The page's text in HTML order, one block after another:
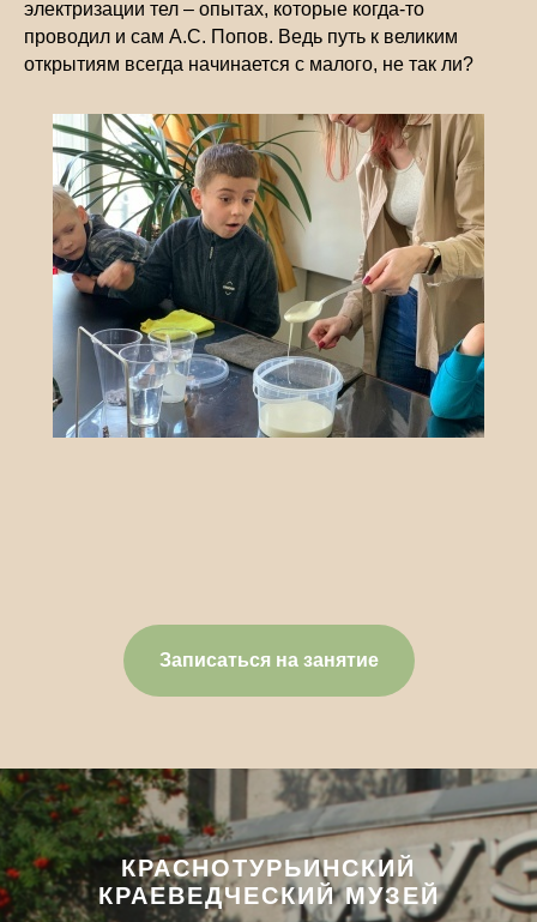
электризации тел – опытах, которые когда-то
проводил и сам А.С. Попов. Ведь путь к великим
открытиям всегда начинается с малого, не так ли?
Записаться на занятие
КРАСНОТУРЬИНСКИЙ
КРАЕВЕДЧЕСКИЙ МУЗЕЙ